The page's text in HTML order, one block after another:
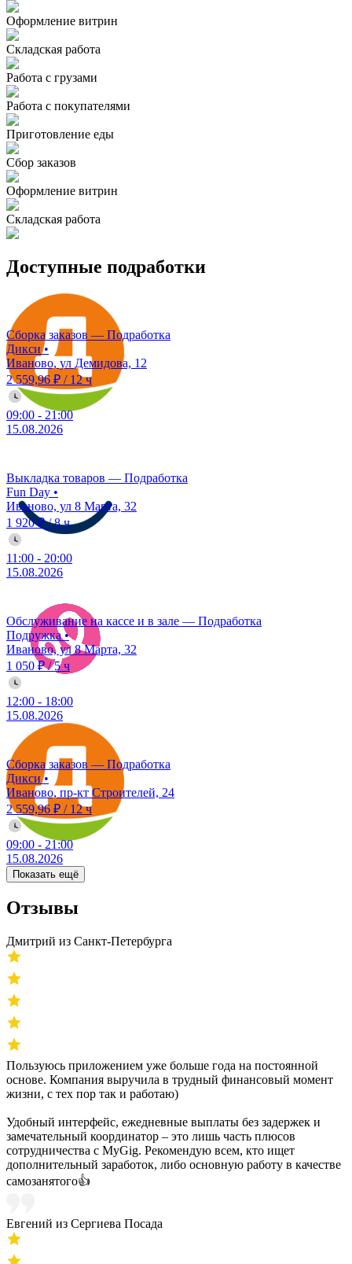
Оформление витрин
Складская работа
Работа с грузами
Работа с покупателями
Приготовление еды
Сбор заказов
Оформление витрин
Складская работа
Доступные подработки
Сборка заказов — Подработка
Дикси•
Иваново, ул Демидова, 12
2 559,96 ₽ / 12 ч
09:00 - 21:00
15.08.2026
Выкладка товаров — Подработка
Fun Day •
Иваново, ул 8 Марта, 32
1 920 ₽/8 ч
11:00 - 20:00
15.08.2026
Обслуживание на кассе и в зале — Подработка
Подружка•
Иваново, ул 8 Марта, 32
1 050 ₽/5 ч
12:00 - 18:00
15.08.2026
Сборка заказов — Подработка
Дикси•
Иваново, пр-кт Строителей, 24
2 559,96 ₽ / 12 ч
09:00 - 21:00
15.08.2026
Показать ещё
Отзывы
Дмитрий из Санкт-Петербурга
Пользуюсь приложением уже больше года на постоянной
основе. Компания выручила в трудный финансовый момент
жизни, с тех пор так и работаю)
Удобный интерфейс, ежедневные выплаты без задержек и
замечательный координатор – это лишь часть плюсов
сотрудничества с MyGig. Рекомендую всем, кто ищет
дополнительный заработок, либо основную работу в качестве
самозанятого👍
Евгений из Сергиева Посада